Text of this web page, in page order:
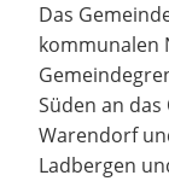
Das
kommunalen
Süden an
Warendorf
Ladbergen